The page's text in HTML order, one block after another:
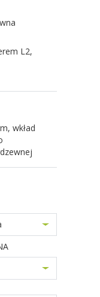
L2,
wkład